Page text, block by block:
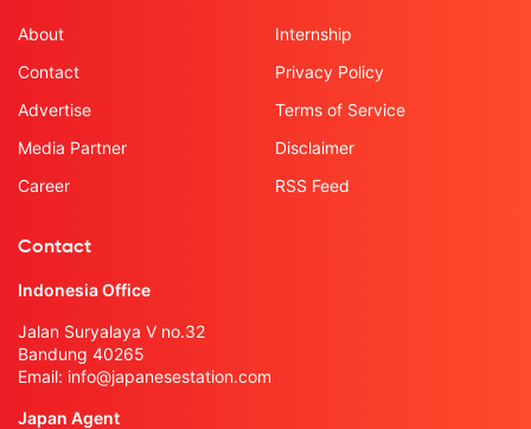
About
Contact
Advertise
Media Partner
Career
Internship
Privacy Policy
Terms of Service
Disclaimer
RSS Feed
Contact
Indonesia Office
Jalan Suryalaya V no.32
Bandung 40265
Email: info@japanesestation.com
Japan Agent